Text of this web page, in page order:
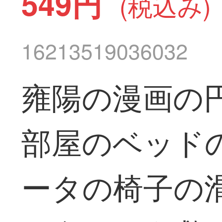
16213519036032
雍陽の漫画の
部屋のベッド
ータの椅子の